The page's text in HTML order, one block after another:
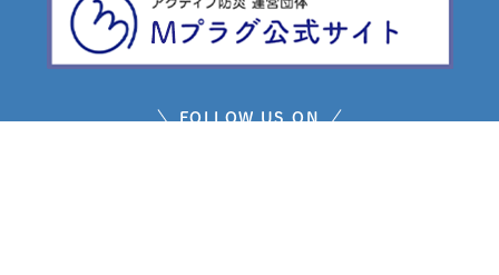
FOLLOW US ON